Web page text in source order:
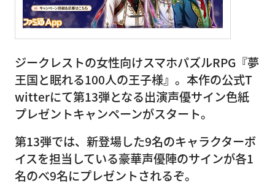
ジークレストの女性向けスマホパズルRPG『夢
王国と眠れる100人の王子様』。本作の公式T
witterにて第13弾となる出演声優サイン色紙
プレゼントキャンペーンがスタート。
第13弾では、新登場した9名のキャラクターボ
イスを担当している豪華声優陣のサインが各1
名のべ9名にプレゼントされるぞ。